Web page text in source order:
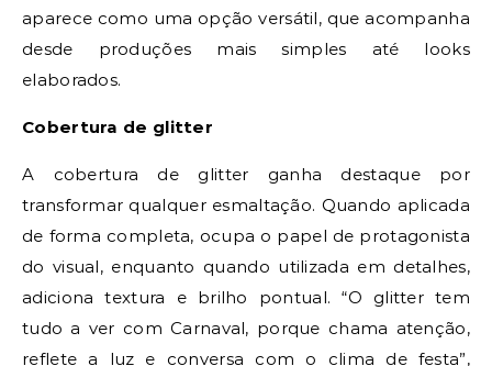
aparece como uma opção versátil, que acompanha
desde produções mais simples até looks
elaborados.
Cobertura de glitter
A cobertura de glitter ganha destaque por
transformar qualquer esmaltação. Quando aplicada
de forma completa, ocupa o papel de protagonista
do visual, enquanto quando utilizada em detalhes,
adiciona textura e brilho pontual. “O glitter tem
tudo a ver com Carnaval, porque chama atenção,
reflete a luz e conversa com o clima de festa”,